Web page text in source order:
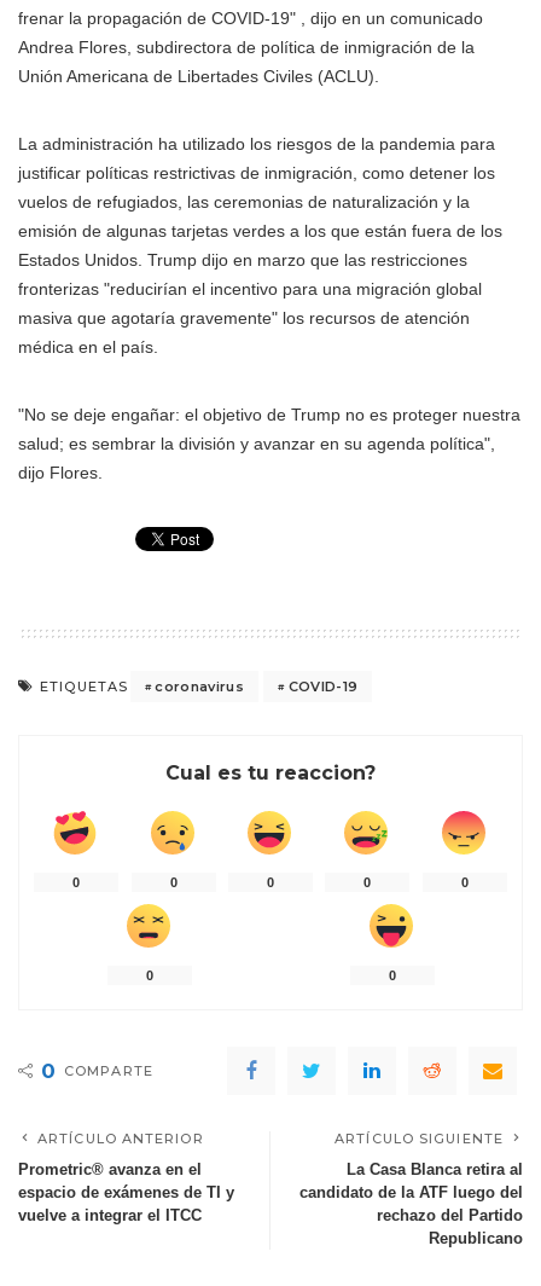
frenar la propagación de COVID-19"
, dijo en un comunicado
Andrea Flores, subdirectora de política de inmigración de la
Unión Americana de Libertades Civiles (ACLU).
La administración ha utilizado los riesgos de la pandemia para
justificar políticas restrictivas de inmigración, como detener los
vuelos de refugiados, las ceremonias de naturalización y la
emisión de algunas tarjetas verdes a los que están fuera de los
Estados Unidos. Trump dijo en marzo que las restricciones
fronterizas "reducirían el incentivo para una migración global
masiva que agotaría gravemente" los recursos de atención
médica en el país.
"No se deje engañar: el objetivo de Trump no es proteger nuestra
salud; es sembrar la división y avanzar en su agenda política",
dijo Flores.
ETIQUETAS coronavirus COVID-19
Cual es tu reaccion?
0 0 0 0 0
0 0
0 COMPARTE
ARTÍCULO ANTERIOR
Prometric® avanza en el
espacio de exámenes de TI y
vuelve a integrar el ITCC
ARTÍCULO SIGUIENTE
La Casa Blanca retira al
candidato de la ATF luego del
rechazo del Partido
Republicano